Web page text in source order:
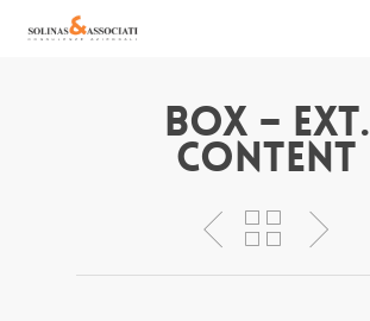
Box – Ext.
Content